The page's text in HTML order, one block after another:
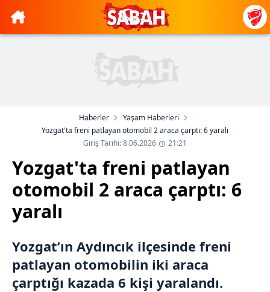
Haberler
Yaşam Haberleri
Yozgat'ta freni patlayan otomobil 2 araca çarptı: 6 yaralı
Giriş Tarihi: 8.06.2026
21:21
Yozgat'ta freni patlayan
otomobil 2 araca çarptı: 6
yaralı
Yozgat’ın Aydıncık ilçesinde freni
patlayan otomobilin iki araca
çarptığı kazada 6 kişi yaralandı.